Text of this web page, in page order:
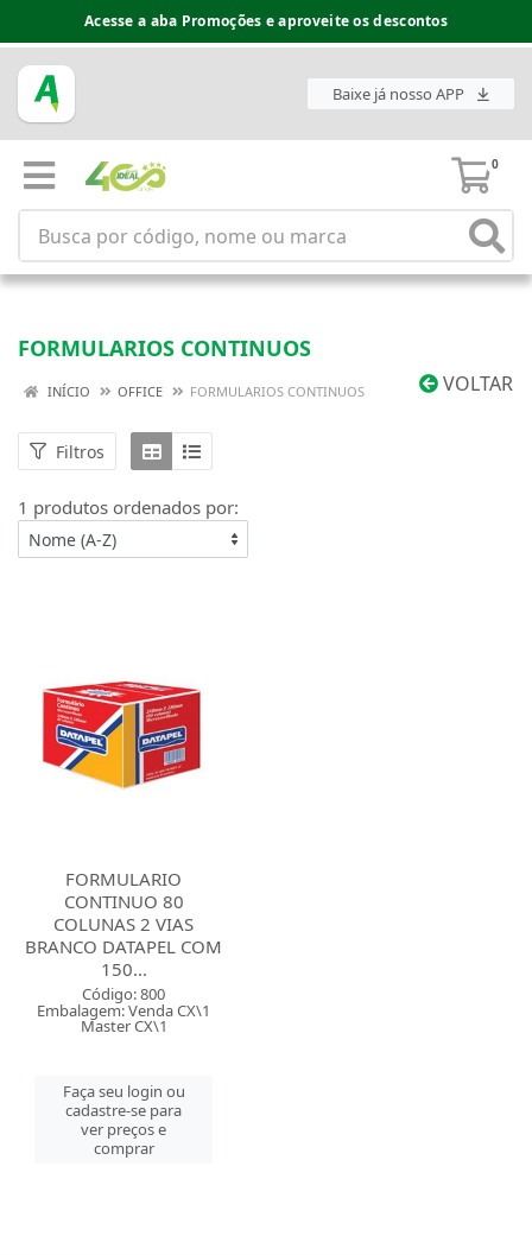
Acesse a aba Promoções e aproveite os descontos
Baixe já nosso APP
0
FORMULARIOS CONTINUOS
VOLTAR
INÍCIO OFFICE FORMULARIOS CONTINUOS
Filtros
1 produtos ordenados por:
FORMULARIO
CONTINUO 80
COLUNAS 2 VIAS
BRANCO DATAPEL COM
150...
Código: 800
Embalagem: Venda CX\1
Master CX\1
Faça seu login ou
cadastre-se para
ver preços e
comprar